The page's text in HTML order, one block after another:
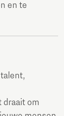
en te
draait om